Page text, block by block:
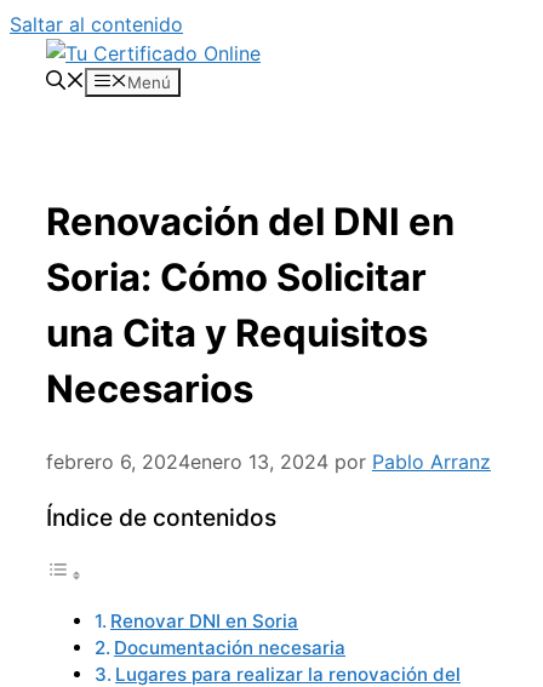
Saltar al contenido
Menú
Renovación del DNI en
Soria: Cómo Solicitar
una Cita y Requisitos
Necesarios
febrero 6, 2024enero 13, 2024 por Pablo Arranz
Índice de contenidos
Renovar DNI en Soria
Documentación necesaria
Lugares para realizar la renovación del